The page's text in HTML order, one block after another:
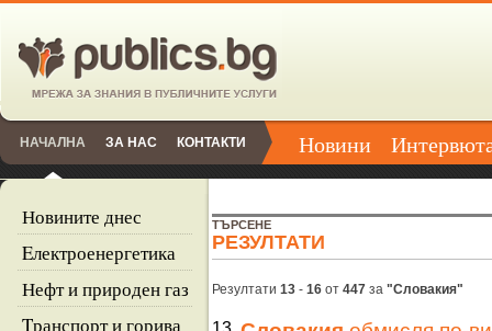
НАЧАЛНА ЗА НАС КОНТАКТИ Новини
Новините днес
Eлектроенергетика
Нефт и природен газ
Tранспорт и горива
ТЪРСЕНЕ
РЕЗУЛТАТИ
Резултати 13 - 16 от 447 за "Словакия"